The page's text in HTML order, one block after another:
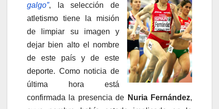
galgo”, la selección de
atletismo tiene la misión
de limpiar su imagen y
dejar bien alto el nombre
de este país y de este
deporte. Como noticia de
última hora está
confirmada la presencia de Nuria Fernández,